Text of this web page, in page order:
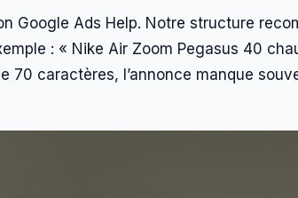
Google Ads Help. Notre structure
: « Nike Air Zoom Pegasus 40
70 caractères, l’annonce manque